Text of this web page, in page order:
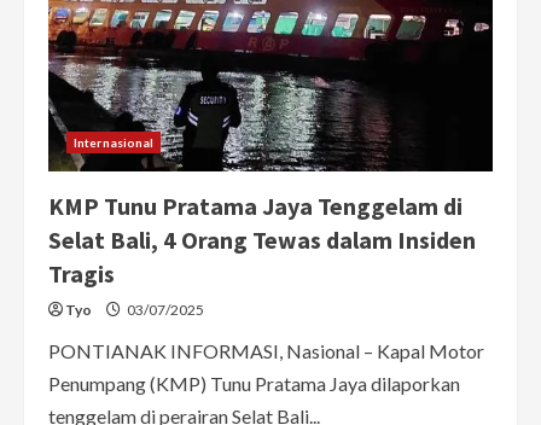
Internasional
KMP Tunu Pratama Jaya Tenggelam di
Selat Bali, 4 Orang Tewas dalam Insiden
Tragis
Tyo 03/07/2025
PONTIANAK INFORMASI, Nasional – Kapal Motor
Penumpang (KMP) Tunu Pratama Jaya dilaporkan
tenggelam di perairan Selat Bali...